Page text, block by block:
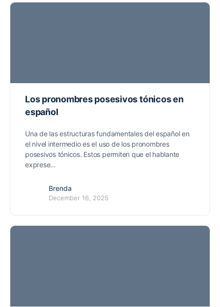
Los pronombres posesivos tónicos en
español
Una de las estructuras fundamentales del español en
el nivel intermedio es el uso de los pronombres
posesivos tónicos. Estos permiten que el hablante
exprese…
Brenda
December 16, 2025